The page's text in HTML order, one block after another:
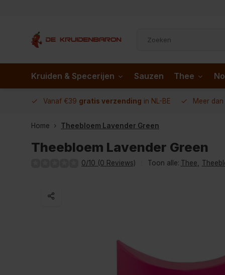
Kruiden & Specerijen Sauzen Thee
Vanaf €39 gratis verzending in NL-BE Meer dan
Home Theebloem Lavender Green
Theebloem Lavender Green
0/10 (0 Reviews) Toon alle: Thee